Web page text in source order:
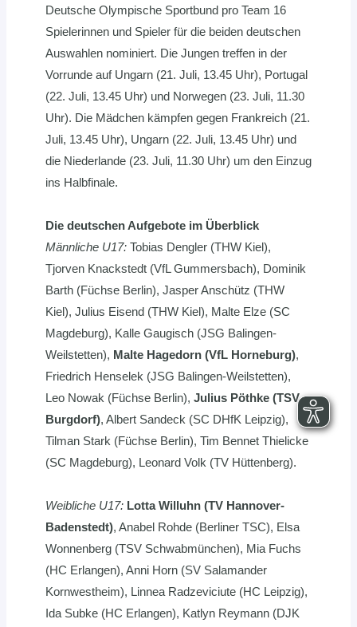
Deutsche Olympische Sportbund pro Team 16
Spielerinnen und Spieler für die beiden deutschen
Auswahlen nominiert. Die Jungen treffen in der
Vorrunde auf Ungarn (21. Juli, 13.45 Uhr), Portugal
(22. Juli, 13.45 Uhr) und Norwegen (23. Juli, 11.30
Uhr). Die Mädchen kämpfen gegen Frankreich (21.
Juli, 13.45 Uhr), Ungarn (22. Juli, 13.45 Uhr) und
die Niederlande (23. Juli, 11.30 Uhr) um den Einzug
ins Halbfinale.
Die deutschen Aufgebote im Überblick
Männliche U17: Tobias Dengler (THW Kiel),
Tjorven Knackstedt (VfL Gummersbach), Dominik
Barth (Füchse Berlin), Jasper Anschütz (THW
Kiel), Julius Eisend (THW Kiel), Malte Elze (SC
Magdeburg), Kalle Gaugisch (JSG Balingen-
Weilstetten), Malte Hagedorn (VfL Horneburg),
Friedrich Henselek (JSG Balingen-Weilstetten),
Leo Nowak (Füchse Berlin), Julius Pöthke (TSV
Burgdorf), Albert Sandeck (SC DHfK Leipzig),
Tilman Stark (Füchse Berlin), Tim Bennet Thielicke
(SC Magdeburg), Leonard Volk (TV Hüttenberg).
Weibliche U17: Lotta Willuhn (TV Hannover-
Badenstedt), Anabel Rohde (Berliner TSC), Elsa
Wonnenberg (TSV Schwabmünchen), Mia Fuchs
(HC Erlangen), Anni Horn (SV Salamander
Kornwestheim), Linnea Radzeviciute (HC Leipzig),
Ida Subke (HC Erlangen), Katlyn Reymann (DJK